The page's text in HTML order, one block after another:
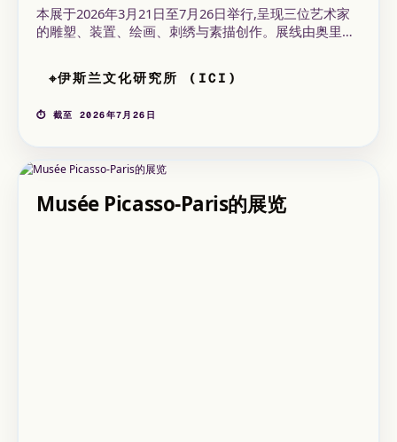
本展于2026年3月21日至7月26日举行,呈现三位艺术家
的雕塑、装置、绘画、刺绣与素描创作。展线由奥里亚·
力。
⌖伊斯兰文化研究所 (ICI)
⏱ 截至 2026年7月26日
Musée Picasso-Paris的展览